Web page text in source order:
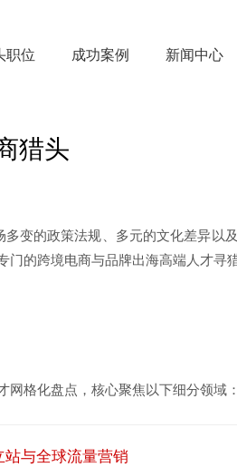
职位 成功案例 新闻中心
猎头
变的政策法规、多元的文化差异以
门的跨境电商与品牌出海高端人才寻
格化盘点，核心聚焦以下细分领域：
站与全球流量营销